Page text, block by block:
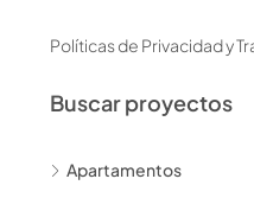
Políticas de Privacidad y
Buscar proyectos
Apartamentos